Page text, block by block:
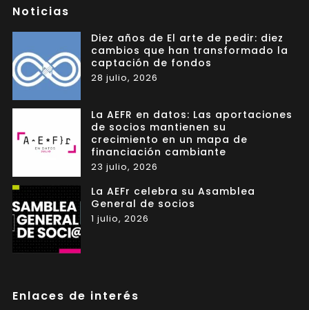
Noticias
Diez años de El arte de pedir: diez
cambios que han transformado la
captación de fondos
28 julio, 2026
La AEFR en datos: Las aportaciones
de socios mantienen su
crecimiento en un mapa de
financiación cambiante
23 julio, 2026
La AEFr celebra su Asamblea
General de socios
1 julio, 2026
Enlaces de interés